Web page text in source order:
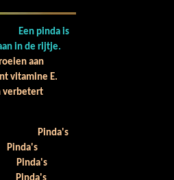
Een pinda is
in de rijtje.
aan
vitamine E.
verbetert